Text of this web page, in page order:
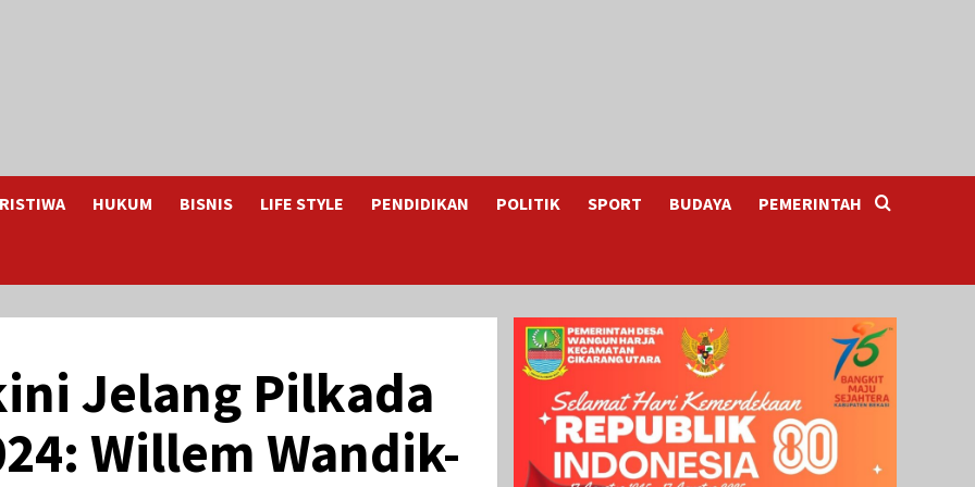
HUKUM BISNIS LIFE STYLE PENDIDIKAN POLITIK SPORT BUDAYA PEMERINTAH
Jelang Pilkada
Willem Wandik-